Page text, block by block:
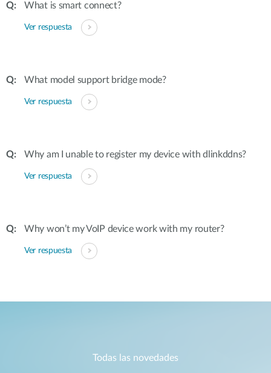
What is smart connect?
Ver respuesta
What model support bridge mode?
Ver respuesta
Why am I unable to register my device with dlinkddns?
Ver respuesta
Why won’t my VoIP device work with my router?
Ver respuesta
Todas las novedades